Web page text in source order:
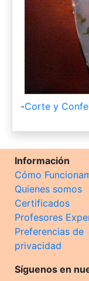
-Corte y
Información
Cómo
Quienes somos
Certificados
Profesores
Preferencias de
privacidad
Síguenos en